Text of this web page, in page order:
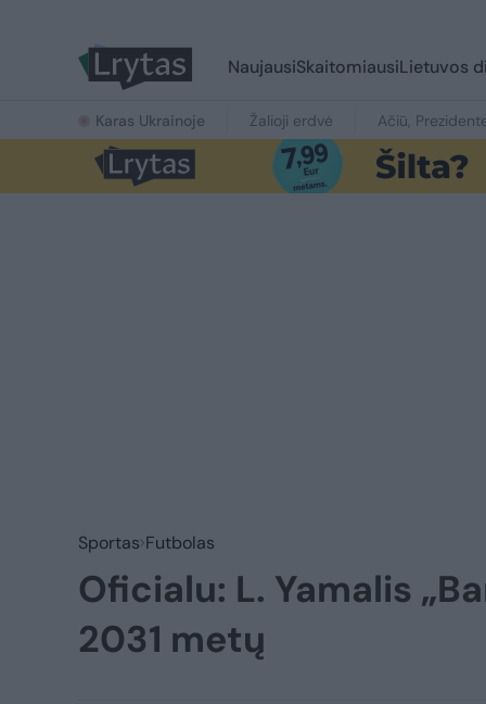
NaujausiSkaitomiausiLietuvos
Karas Ukrainoje Žalioji erdvė Ačiū,
Sportas Futbolas
Oficialu: L. Yamalis
2031 metų